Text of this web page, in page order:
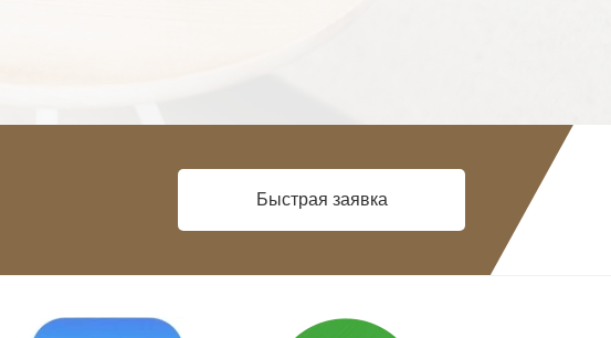
Быстрая заявка